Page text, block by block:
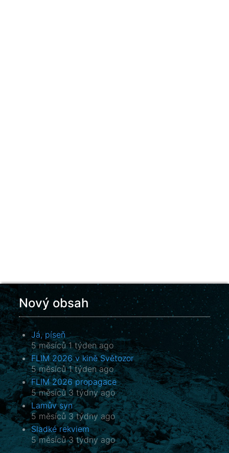
Nový obsah
Já, píseň
5 měsíců 1 týden ago
FLIM 2026 v kině Světozor
5 měsíců 1 týden ago
FLIM 2026 propagace
5 měsíců 3 týdny ago
Lamův syn
5 měsíců 3 týdny ago
Sladké rekviem
5 měsíců 3 týdny ago